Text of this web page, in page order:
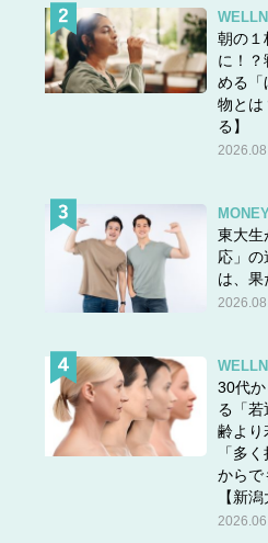
朝の１
に！？
める「
物とは
る】
東大生
応」
は、果
30代
る「
齢より
「多
からで
【新